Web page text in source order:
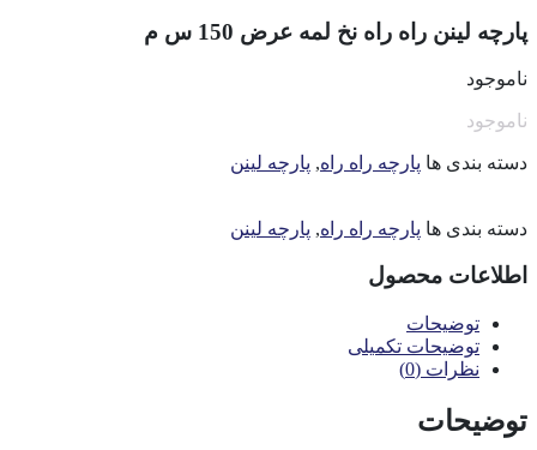
پارچه لینن راه راه نخ لمه عرض 150 س م
ناموجود
ناموجود
دسته بندی ها پارچه راه راه, پارچه لینن
دسته بندی ها پارچه راه راه, پارچه لینن
اطلاعات محصول
توضیحات
توضیحات تکمیلی
نظرات (0)
توضیحات